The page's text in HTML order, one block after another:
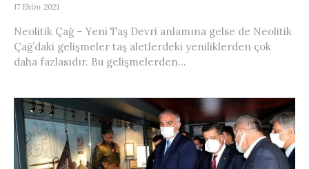
17 Ekim 2021
Neolitik Çağ – Yeni Taş Devri anlamına gelse de Neolitik
Çağ’daki gelişmeler taş aletlerdeki yeniliklerden çok
daha fazlasıdır. Bu gelişmelerden...